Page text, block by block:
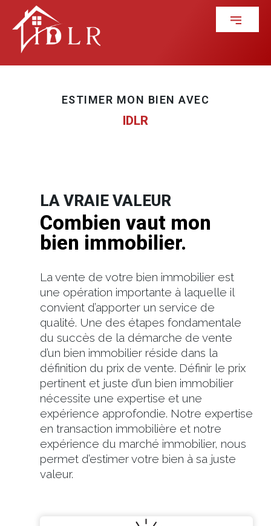
ESTIMER MON BIEN AVEC
IDLR
LA VRAIE VALEUR
Combien vaut mon
bien immobilier.
La vente de votre bien immobilier est
une opération importante à laquelle il
convient d’apporter un service de
qualité. Une des étapes fondamentale
du succès de la démarche de vente
d’un bien immobilier réside dans la
définition du prix de vente. Définir le prix
pertinent et juste d’un bien immobilier
nécessite une expertise et une
expérience approfondie. Notre expertise
en transaction immobilière et notre
expérience du marché immobilier, nous
permet d’estimer votre bien à sa juste
valeur.